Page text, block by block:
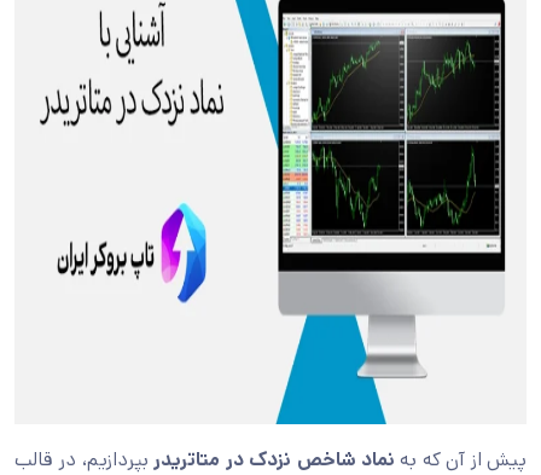
پیش از آن که بهنماد شاخص نزدک در متاتریدربپردازیم، در قالب